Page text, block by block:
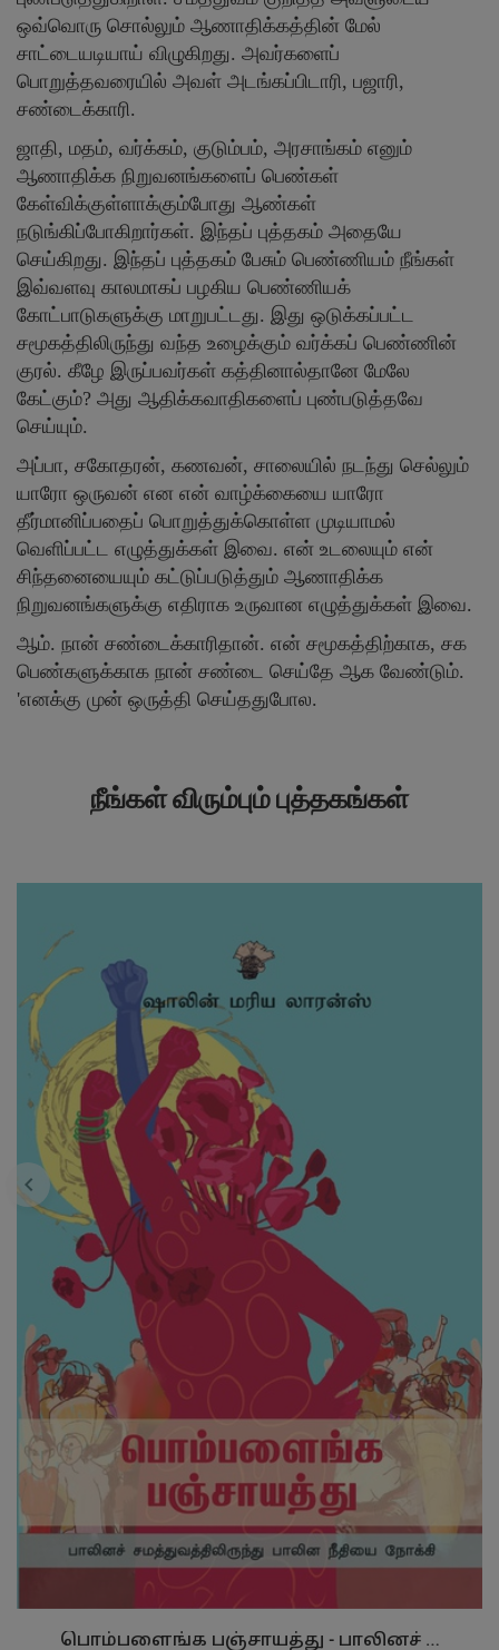
ஒவ்வொரு சொல்லும் ஆணாதிக்கத்தின் மேல்
சாட்டையடியாய் விழுகிறது. அவர்களைப்
பொறுத்தவரையில் அவள் அடங்கப்பிடாரி, பஜாரி,
சண்டைக்காரி.
ஜாதி, மதம், வர்க்கம், குடும்பம், அரசாங்கம் எனும்
ஆணாதிக்க நிறுவனங்களைப் பெண்கள்
கேள்விக்குள்ளாக்கும்போது ஆண்கள்
நடுங்கிப்போகிறார்கள். இந்தப் புத்தகம் அதையே
செய்கிறது. இந்தப் புத்தகம் பேசும் பெண்ணியம் நீங்கள்
இவ்வளவு காலமாகப் பழகிய பெண்ணியக்
கோட்பாடுகளுக்கு மாறுபட்டது. இது ஒடுக்கப்பட்ட
சமூகத்திலிருந்து வந்த உழைக்கும் வர்க்கப் பெண்ணின்
குரல். கீழே இருப்பவர்கள் கத்தினால்தானே மேலே
கேட்கும்? அது ஆதிக்கவாதிகளைப் புண்படுத்தவே
செய்யும்.
அப்பா, சகோதரன், கணவன், சாலையில் நடந்து செல்லும்
யாரோ ஒருவன் என என் வாழ்க்கையை யாரோ
தீர்மானிப்பதைப் பொறுத்துக்கொள்ள முடியாமல்
வெளிப்பட்ட எழுத்துக்கள் இவை. என் உடலையும் என்
சிந்தனையையும் கட்டுப்படுத்தும் ஆணாதிக்க
நிறுவனங்களுக்கு எதிராக உருவான எழுத்துக்கள் இவை.
ஆம். நான் சண்டைக்காரிதான். என் சமூகத்திற்காக, சக
பெண்களுக்காக நான் சண்டை செய்தே ஆக வேண்டும்.
'எனக்கு முன் ஒருத்தி செய்ததுபோல.
நீங்கள் விரும்பும் புத்தகங்கள்
பொம்பளைங்க பஞ்சாயத்து - பாலினச் …